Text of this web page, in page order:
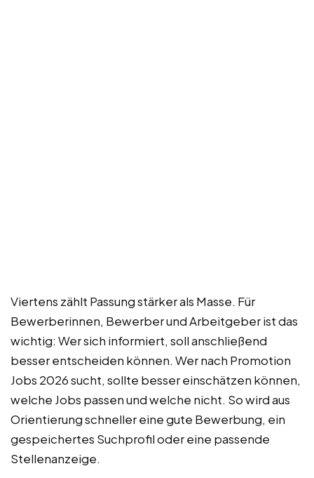
Viertens zählt Passung stärker als Masse. Für
Bewerberinnen, Bewerber und Arbeitgeber ist das
wichtig: Wer sich informiert, soll anschließend
besser entscheiden können. Wer nach Promotion
Jobs 2026 sucht, sollte besser einschätzen können,
welche Jobs passen und welche nicht. So wird aus
Orientierung schneller eine gute Bewerbung, ein
gespeichertes Suchprofil oder eine passende
Stellenanzeige.